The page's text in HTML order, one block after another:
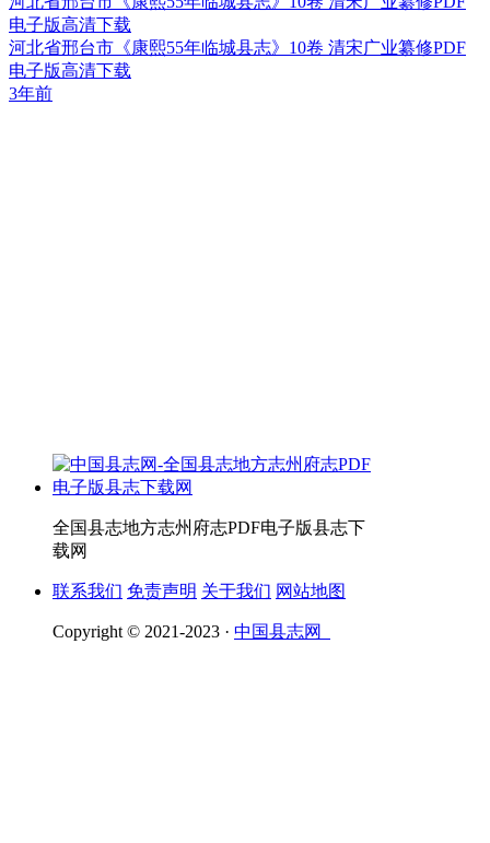
电子版高清下载
河北省邢台市《康熙55年临城县志》10卷 清宋广业纂修PDF
电子版高清下载
3年前
全国县志地方志州府志PDF电子版县志下
载网
联系我们 免责声明 关于我们 网站地图
Copyright © 2021-2023 · 中国县志网